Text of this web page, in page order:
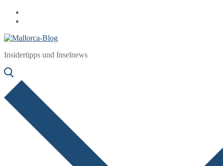
Zum
Inhalt
Menü
Schließen
Insidertipps und Inselnews